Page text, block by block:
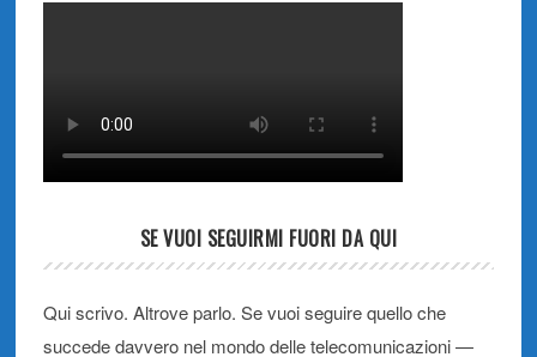
SE VUOI SEGUIRMI FUORI DA QUI
Qui scrivo. Altrove parlo. Se vuoi seguire quello che
succede davvero nel mondo delle telecomunicazioni —